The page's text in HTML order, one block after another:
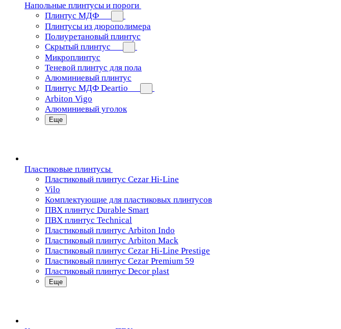
Напольные плинтусы и пороги
Плинтус МДФ
Плинтусы из дюрополимера
Полиуретановый плинтус
Скрытый плинтус
Микроплинтус
Теневой плинтус для пола
Алюминиевый плинтус
Плинтус МДФ Deartio
Arbiton Vigo
Алюминиевый уголок
Еще
Пластиковые плинтусы
Пластиковый плинтус Cezar Hi-Line
Vilo
Комплектующие для пластиковых плинтусов
ПВХ плинтус Durable Smart
ПВХ плинтус Technical
Пластиковый плинтус Arbiton Indo
Пластиковый плинтус Arbiton Mack
Пластиковый плинтус Cezar Hi-Line Prestige
Пластиковый плинтус Cezar Premium 59
Пластиковый плинтус Decor plast
Еще